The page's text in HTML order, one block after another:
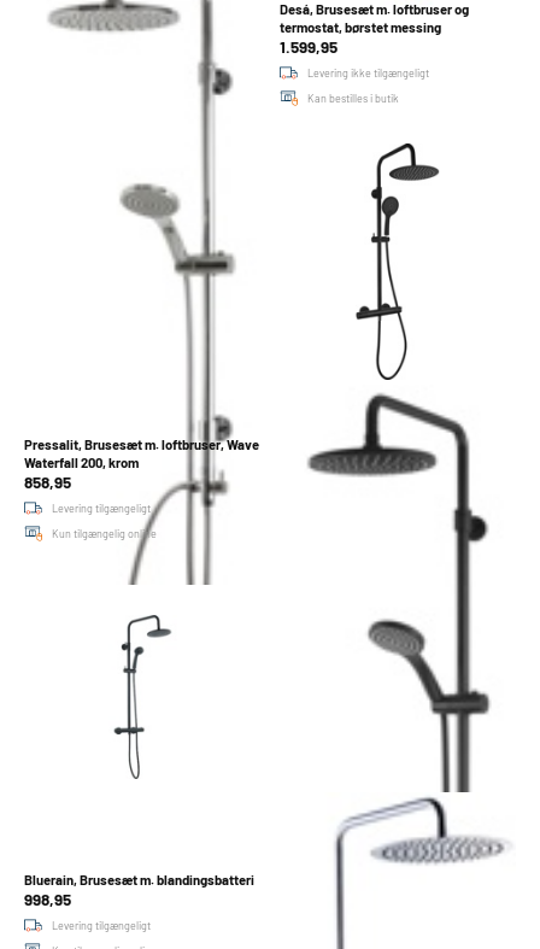
Grohe, Brusesæt m. loftbruser og
armatur, Vitalio Start System 250, krom
Desá, Brusesæt m. loftbruser og
termostat, børstet messing
1.599,95
Levering ikke tilgængeligt
Kan bestilles i butik
Pressalit, Brusesæt m. loftbruser, Wave
Waterfall 200, krom
858,95
Levering tilgængeligt
Kun tilgængelig online
Bluerain, Brusesæt m. blandingsbatteri,
Lux, matsort
2.000,00
Bluerain, Brusesæt m. blandingsbatteri
998,95
Levering tilgængeligt